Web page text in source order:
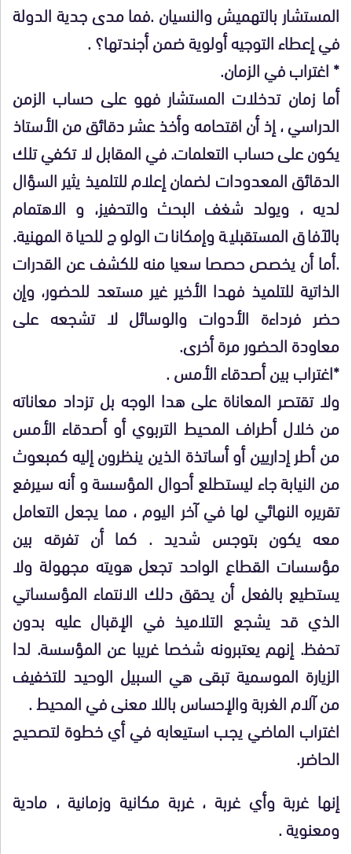
المستشار بالتهميش والنسيان .فما مدى جدية الدولة
في إعطاء التوجيه أولوية ضمن أجندتها؟ .
* اغتراب في الزمان.
أما زمان تدخلات المستشار فهو على حساب الزمن
الدراسي ، إذ أن اقتحامه وأخذ عشر دقائق من الأستاذ
يكون على حساب التعلمات. في المقابل لا تكفي تلك
الدقائق المعدودات لضمان إعلام للتلميذ يثير السؤال
لديه ، ويولد شغف البحث والتحفيز، و الاهتمام
بالآفاق المستقبلية وإمكانات الولوج للحياة المهنية.
.أما أن يخصص حصصا سعيا منه للكشف عن القدرات
الذاتية للتلميذ فهدا الأخير غير مستعد للحضور، وإن
حضر فرداءة الأدوات والوسائل لا تشجعه على
معاودة الحضور مرة أخرى.
*اغتراب بين أصدقاء الأمس .
ولا تقتصر المعاناة على هدا الوجه بل تزداد معاناته
من خلال أطراف المحيط التربوي أو أصدقاء الأمس
من أطر إداريين أو أساتذة الذين ينظرون إليه كمبعوث
من النيابة جاء ليستطلع أحوال المؤسسة و أنه سيرفع
تقريره النهائي لها في آخر اليوم ، مما يجعل التعامل
معه يكون بتوجس شديد . كما أن تفرقه بين
مؤسسات القطاع الواحد تجعل هويته مجهولة ولا
يستطيع بالفعل أن يحقق دلك الانتماء المؤسساتي
الذي قد يشجع التلاميذ في الإقبال عليه بدون
تحفظ. إنهم يعتبرونه شخصا غريبا عن المؤسسة. لدا
الزيارة الموسمية تبقى هي السبيل الوحيد للتخفيف
من آلام الغربة والإحساس باللا معنى في المحيط .
اغتراب الماضي يجب استيعابه في أي خطوة لتصحيح
الحاضر.
إنها غربة وأي غربة ، غربة مكانية وزمانية ، مادية
ومعنوية .